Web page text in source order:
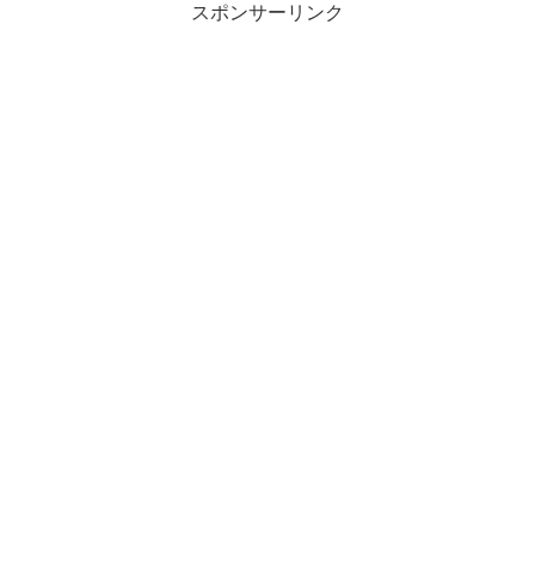
スポンサーリンク